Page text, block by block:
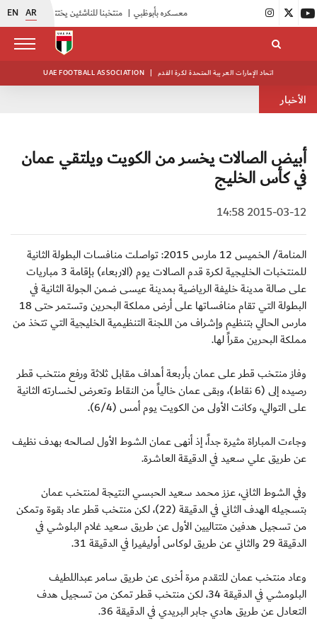
EN AR | أبيض الشباب يواصل تدريباته في معسكره بأبوظبي |
UAE FOOTBALL ASSOCIATION | اتحاد الإمارات العربية المتحدة لكرة القدم
الأخبار
أبيض الصالات يخسر من الكويت ويلتقي عمان
في كأس الخليج
2015-03-12 14:58
المنامة/ الخميس 12 مارس 2015: تواصلت منافسات البطولة الثانية
للمنتخبات الخليجية لكرة قدم الصالات يوم (الاربعاء) بإقامة 3 مباريات
على صالة مدينة خليفة الرياضية بمدينة عيسى ضمن الجولة الثانية في
البطولة التي تقام منافساتها على أرض مملكة البحرين وتستمر حتى 18
مارس الحالي بتنظيم وإشراف من اللجنة التنظيمية الخليجية التي تتخذ من
مملكة البحرين مقراً لها.
وفاز منتخب قطر على عمان بأربعة أهداف مقابل ثلاثة ورفع منتخب قطر
رصيده إلى (6 نقاط)، وبقى عمان خالياً من النقاط وتعرض لخسارته الثانية
على التوالي، وكانت الأولى من الكويت يوم أمس (6/4).
وجاءت المباراة مثيرة جداً، إذ أنهى عمان الشوط الأول لصالحه بهدف نظيف
عن طريق علي سعيد في الدقيقة العاشرة.
وفي الشوط الثاني، عزز محمد سعيد الحبسي النتيجة لمنتخب عمان
بتسجيله الهدف الثاني في الدقيقة (22)، لكن منتخب قطر عاد بقوة وتمكن
من تسجيل هدفين متتاليين الأول عن طريق سعيد غلام البلوشي في
الدقيقة 29 والثاني عن طريق لوكاس أوليفيرا في الدقيقة 31.
وعاد منتخب عمان للتقدم مرة أخرى عن طريق سامر عبداللطيف
البلومشي في الدقيقة 34، لكن منتخب قطر تمكن من تسجيل هدف
التعادل عن طريق هادي جابر البريدي في الدقيقة 36.